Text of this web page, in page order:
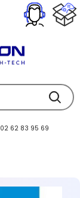
02 62 83 95 69